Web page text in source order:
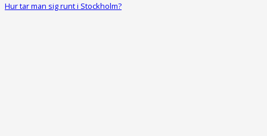
Hur tar man sig runt i Stockholm?